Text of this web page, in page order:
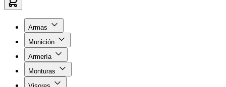
Armas
Munición
Armería
Monturas